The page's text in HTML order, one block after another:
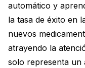
automático y
la tasa de éxito en
nuevos
atrayendo la
solo representa un